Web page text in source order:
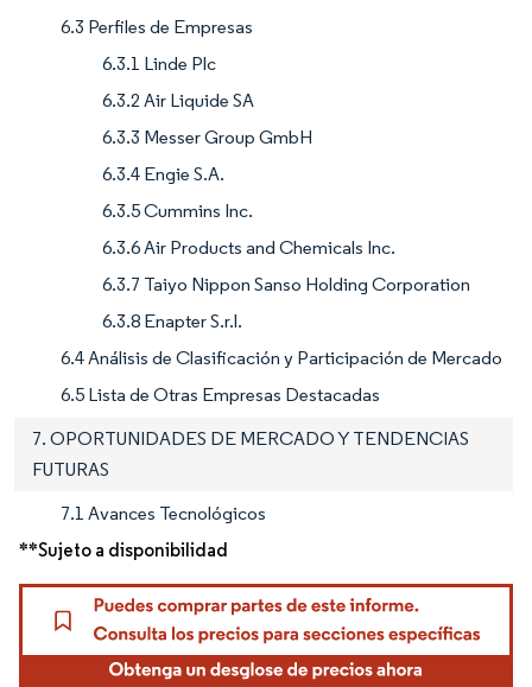
6.3 Perfiles de Empresas
6.3.1 Linde Plc
6.3.2 Air Liquide SA
6.3.3 Messer Group GmbH
6.3.4 Engie S.A.
6.3.5 Cummins Inc.
6.3.6 Air Products and Chemicals Inc.
6.3.7 Taiyo Nippon Sanso Holding Corporation
6.3.8 Enapter S.r.l.
6.4 Análisis de Clasificación y Participación de Mercado
6.5 Lista de Otras Empresas Destacadas
7. OPORTUNIDADES DE MERCADO Y TENDENCIAS
FUTURAS
7.1 Avances Tecnológicos
**Sujeto a disponibilidad